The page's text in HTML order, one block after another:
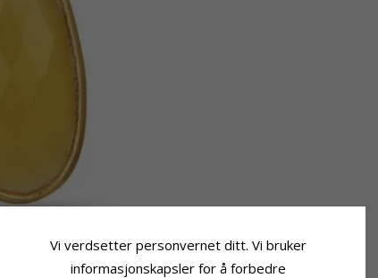
Vi verdsetter personvernet ditt. Vi bruker
informasjonskapsler for å forbedre